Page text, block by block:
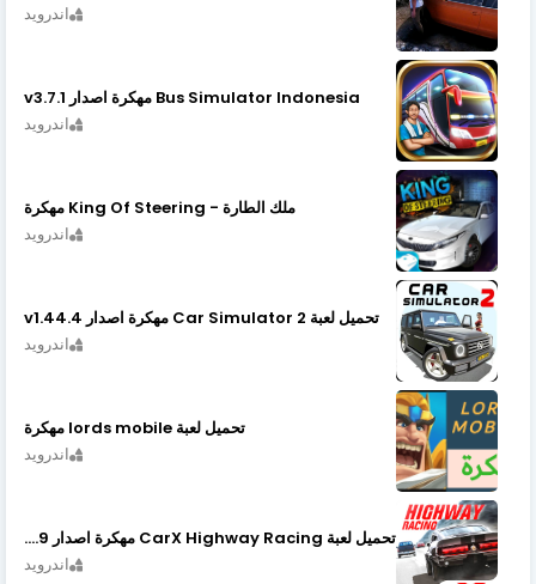
اندرويد
Bus Simulator Indonesia مهكرة اصدار v3.7.1
اندرويد
ملك الطارة - King Of Steering مهكرة
اندرويد
تحميل لعبة Car Simulator 2 مهكرة اصدار v1.44.4
اندرويد
تحميل لعبة lords mobile مهكرة
اندرويد
تحميل لعبة CarX Highway Racing مهكرة اصدار v1.74.9
اندرويد